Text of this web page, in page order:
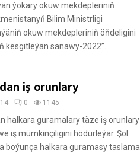
ýokary okuw mekdepleriniň
Bilim Ministrligi
okuw mekdepleriniň öňdeligini
sanawy-2022”...
iş orunlary
0 1145
halkara guramalary täze iş orunlary
iş mümkinçiligini hödürleýär. Şol
boýunça halkara guramasy taslama